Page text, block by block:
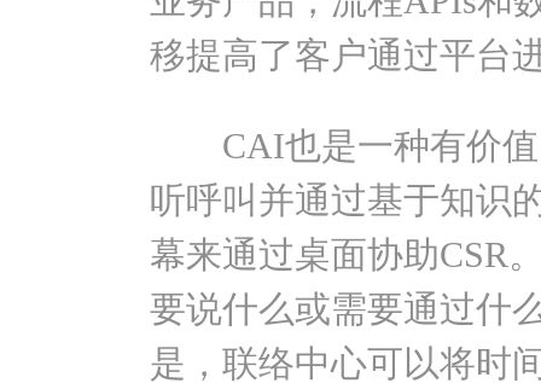
移提高了客户通过平台
CAI也是一种有价值
听呼叫并通过基于知识
幕来通过桌面协助CSR
要说什么或需要通过什
是，联络中心可以将时